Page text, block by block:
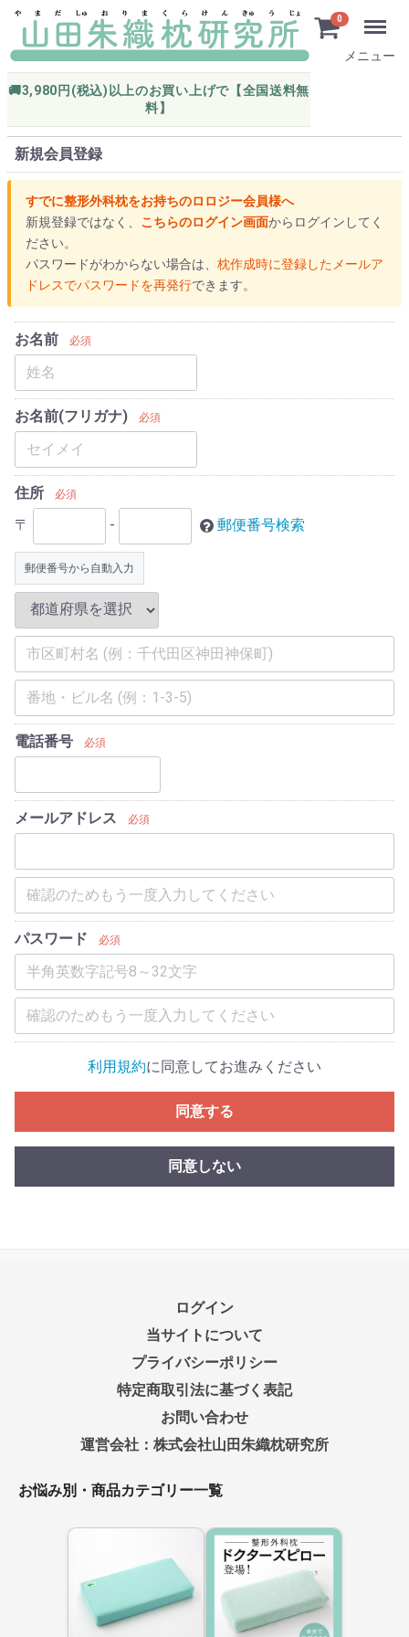
🚚3,980円(税込)以上のお買い上げで【全国送料無
料】
0
メニュー
新規会員登録
すでに整形外科枕をお持ちのロロジー会員様へ
新規登録ではなく、 こちらのログイン画面からログインしてく
ださい。
パスワードがわからない場合は、 枕作成時に登録したメールア
ドレスでパスワードを再発行できます。
お名前 必須
お名前(フリガナ) 必須
住所 必須
〒 - 郵便番号検索
郵便番号から自動入力
電話番号 必須
メールアドレス 必須
パスワード 必須
利用規約に同意してお進みください
同意する
同意しない
ログイン
当サイトについて
プライバシーポリシー
特定商取引法に基づく表記
お問い合わせ
運営会社：株式会社山田朱織枕研究所
お悩み別・商品カテゴリー一覧